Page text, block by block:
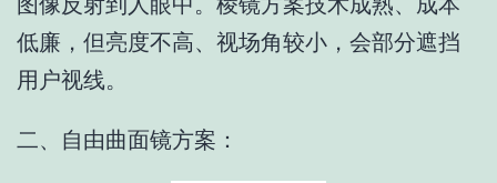
低廉，但亮度不高、视场角较小，会部分遮挡
用户视线。
二、自由曲面镜方案：